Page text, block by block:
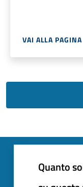
VAI ALLA PAGINA
Quanto